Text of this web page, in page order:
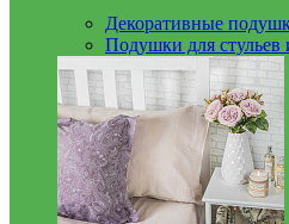
Декоративные
Подушки для стульев